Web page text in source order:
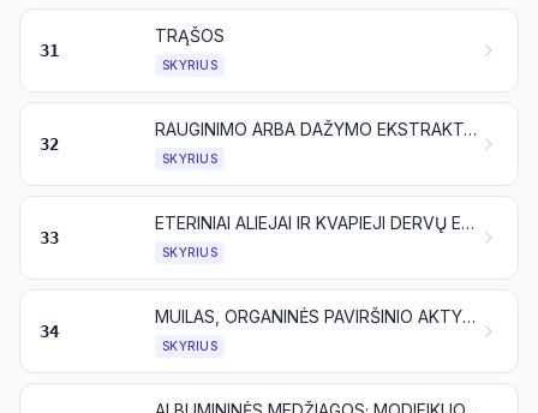
31
TRĄŠOS
SKYRIUS
32
RAUGINIMO ARBA DAŽYMO EKSTRAKTAI; TANINAI IR JŲ DARINIAI; DAŽIKLIAI, PIGMENTAI IR KITOS DAŽIOSIOS MEDŽIAGOS; DAŽAI IR LAKAI; GLAISTAI IR KITOS MASTIKOS; RAŠALAI
SKYRIUS
33
ETERINIAI ALIEJAI IR KVAPIEJI DERVŲ EKSTRAKTAI (REZINOIDAI); PARFUMERIJOS, KOSMETIKOS IR TUALETINĖS PRIEMONĖS
SKYRIUS
34
MUILAS, ORGANINĖS PAVIRŠINIO AKTYVUMO MEDŽIAGOS, SKALBIKLIAI, TEPIMO PRIEMONĖS, DIRBTINIAI VAŠKAI, PARUOŠTI VAŠKAI, BLIZGINIMO ARBA ŠVEITIMO PRIEMONĖS, ŽVAKĖS IR PANAŠŪS DIRBINIAI, MODELIAVIMO PASTOS, STOMATOLOGINIAI VAŠKAI, TAIP PAT STOMATOLOGIJOS PREPARATAI, DAUGIAUSIA IŠ GIPSO
SKYRIUS